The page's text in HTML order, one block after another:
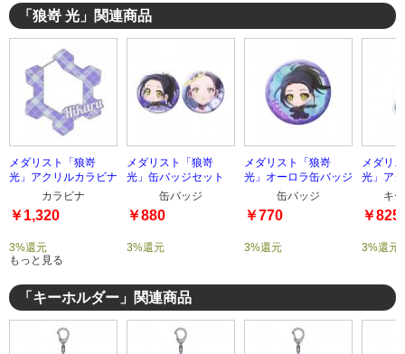
「狼嵜 光」関連商品
メダリスト「狼嵜
光」アクリルカラビナ
カラビナ
￥1,320
3%還元
メダリスト「狼嵜
光」缶バッジセット
缶バッジ
￥880
3%還元
メダリスト「狼嵜
光」オーロラ缶バッジ
缶バッジ
￥770
3%還元
メダリ
光」ア
キ
￥825
3%還元
もっと見る
「キーホルダー」関連商品